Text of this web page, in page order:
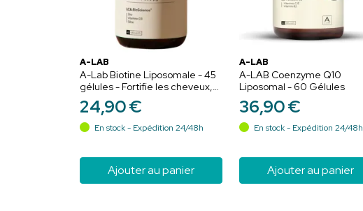
A-LAB
A-Lab Biotine Liposomale - 45
gélules - Fortifie les cheveux,
renforce les ongles et améliore
l’éclat de la peau
24,90€
En stock - Expédition 24/48h
Ajouter au panier
A-LAB
A-LAB Coenzyme Q10
Liposomal - 60 Gélules
36,90€
En stock - Expédition 24/48h
Ajouter au panier